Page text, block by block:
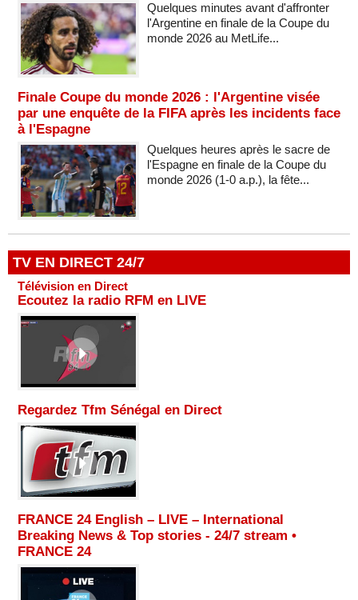
Quelques minutes avant d'affronter
l'Argentine en finale de la Coupe du
monde 2026 au MetLife...
Finale Coupe du monde 2026 : l'Argentine visée
par une enquête de la FIFA après les incidents face
à l'Espagne
Quelques heures après le sacre de
l'Espagne en finale de la Coupe du
monde 2026 (1-0 a.p.), la fête...
TV EN DIRECT 24/7
Télévision en Direct
Ecoutez la radio RFM en LIVE
Regardez Tfm Sénégal en Direct
FRANCE 24 English – LIVE – International
Breaking News & Top stories - 24/7 stream •
FRANCE 24